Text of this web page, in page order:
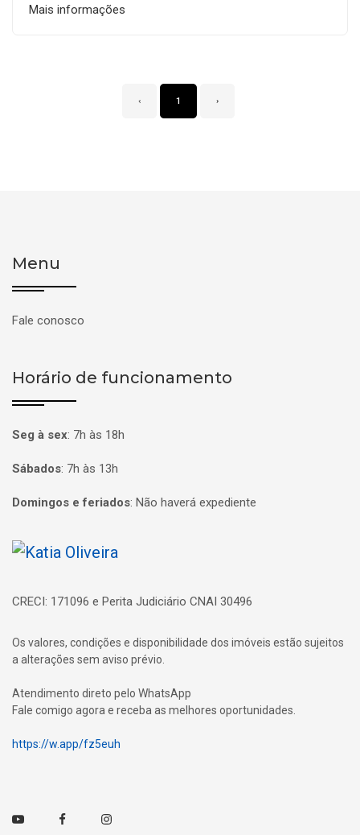
Mais informações
‹ 1 ›
Menu
Fale conosco
Horário de funcionamento
Seg à sex: 7h às 18h
Sábados: 7h às 13h
Domingos e feriados: Não haverá expediente
Página inicial
CRECI: 171096 e Perita Judiciário CNAI 30496
Os valores, condições e disponibilidade dos imóveis estão sujeitos
a alterações sem aviso prévio.
Atendimento direto pelo WhatsApp
Fale comigo agora e receba as melhores oportunidades.
https://w.app/fz5euh
Youtube FacebookInstagram